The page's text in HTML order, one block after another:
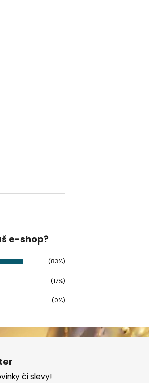
e-shop?
(83%)
(17%)
(0%)
či slevy!